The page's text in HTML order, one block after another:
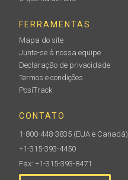
FERRAMENTAS
Mapa do site
Junte-se à nossa equipe
Declaração de privacidade
Termos e condições
PosiTrack
CONTATO
1-800-448-3835 (EUA e Canadá)
+1-315-393-4450
Fax: +1-315-393-8471